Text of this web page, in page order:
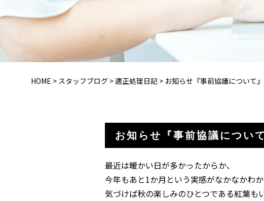
HOME > スタッフブログ >適正処理日記 > お知らせ『事前協議について
お知らせ『事前協議につい
最近は暖かい日が多かったからか、
今年もあと1か月という実感がなかなかわか
気づけば秋の楽しみのひとつである紅葉も